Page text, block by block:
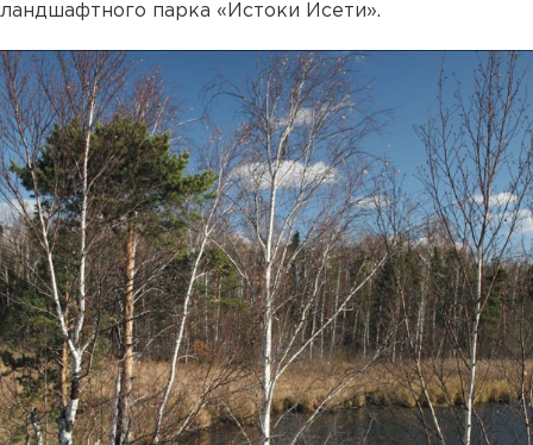
ландшафтного парка «Истоки Исети».